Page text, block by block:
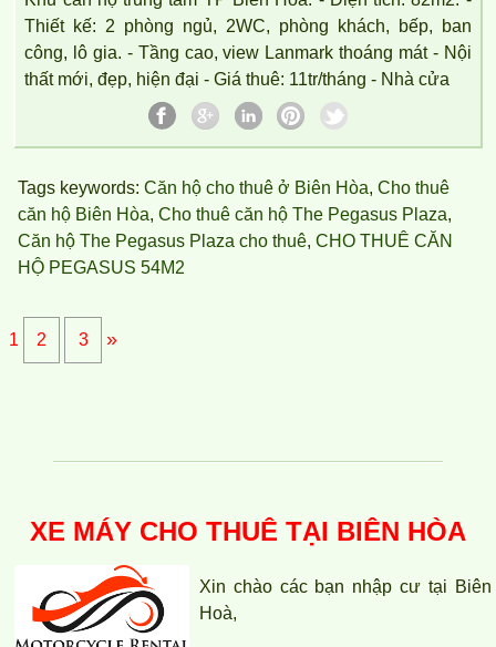
Thiết kế: 2 phòng ngủ, 2WC, phòng khách, bếp, ban
công, lô gia. - Tầng cao, view Lanmark thoáng mát - Nội
thất mới, đẹp, hiện đại - Giá thuê: 11tr/tháng - Nhà cửa
Tags keywords: Căn hộ cho thuê ở Biên Hòa, Cho thuê
căn hộ Biên Hòa, Cho thuê căn hộ The Pegasus Plaza,
Căn hộ The Pegasus Plaza cho thuê, CHO THUÊ CĂN
HỘ PEGASUS 54M2
1 2 3 »
XE MÁY CHO THUÊ TẠI BIÊN HÒA
Xin chào các bạn nhập cư tại Biên
Hoà,